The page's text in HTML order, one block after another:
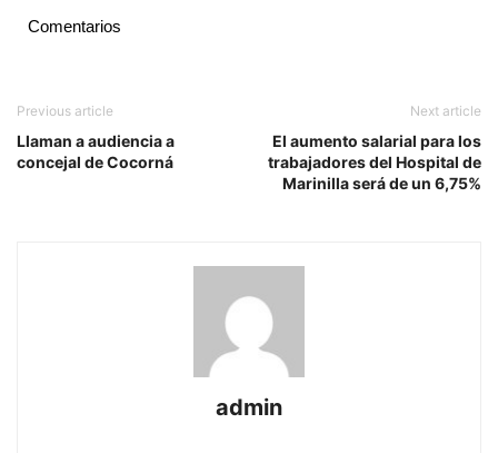
Comentarios
Previous article
Llaman a audiencia a
concejal de Cocorná
Next article
El aumento salarial para los
trabajadores del Hospital de
Marinilla será de un 6,75%
admin